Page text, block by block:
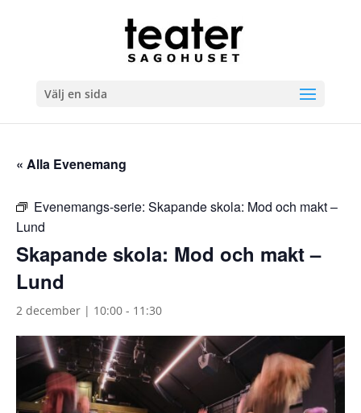
Välj en sida
« Alla Evenemang
Evenemangs-serie: Skapande skola: Mod och makt –
Lund
Skapande skola: Mod och makt –
Lund
2 december | 10:00 - 11:30